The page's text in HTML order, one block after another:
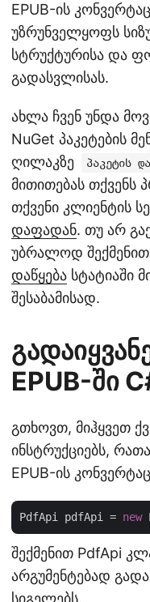
EPUB-ის
უზრუნველყოფს
სტრუქტურისა და
გადასვლისას.
ახლა ჩვენ უნდა
NuGet პაკეტების
ღილაკზე
პაკეტის
მითითებას თქვენს
თქვენი კლიენტის
დაფადან. თუ არ
უბრალოდ
დაწყება სტატიაში
შესაბამისად.
EPUB-ში
გთხოვთ, მიჰყვეთ
ინსტრუქციებს,
EPUB-ის
PdfApi pdfApi = new
შექმენით PdfApi
არგუმენტებად
სიგელებს.